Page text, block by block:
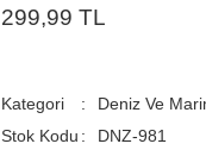
299,99 TL
Kategori
Deniz Ve
Stok Kodu
DNZ-981